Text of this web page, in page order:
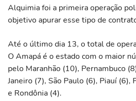
Alquimia foi a primeira operação
objetivo apurar esse tipo de
Até o último dia 13, o total de
O Amapá é o estado com o maior
pelo Maranhão (10), Pernambuco
Janeiro (7), São Paulo (6), Piauí (6),
e Rondônia (4).